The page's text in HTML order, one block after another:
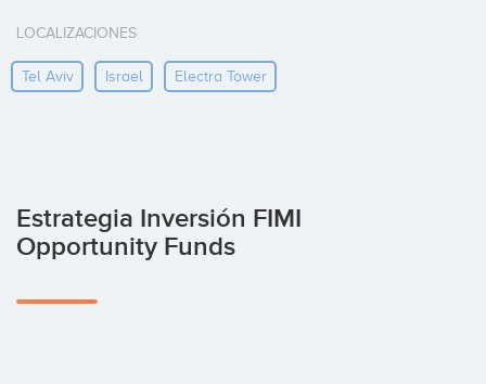
LOCALIZACIONES
Tel Aviv Israel Electra Tower
Estrategia Inversión FIMI
Opportunity Funds